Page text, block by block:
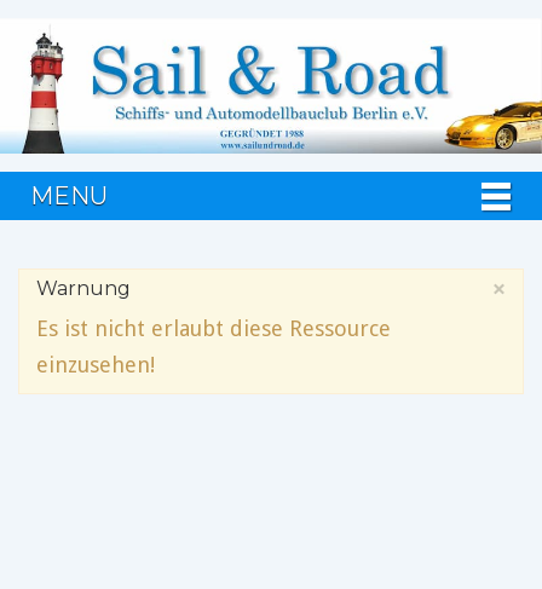
MENU
×
Warnung
Es ist nicht erlaubt diese Ressource
einzusehen!